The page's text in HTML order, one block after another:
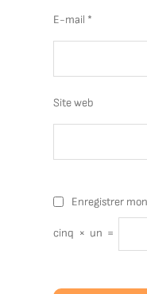
E-mail *
Site web
Enregistrer
cinq × un =